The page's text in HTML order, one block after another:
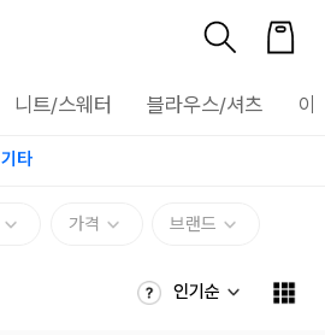
니트/스웨터 블라우스/셔츠 아
기타
가격 브랜드
인기순